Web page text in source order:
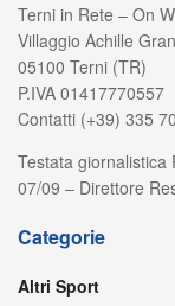
Terni in Rete – On
Villaggio Achille
05100 Terni (TR)
P.IVA 01417770557
Contatti (+39) 335
Testata giornalistica
07/09 – Direttore
Categorie
Altri Sport